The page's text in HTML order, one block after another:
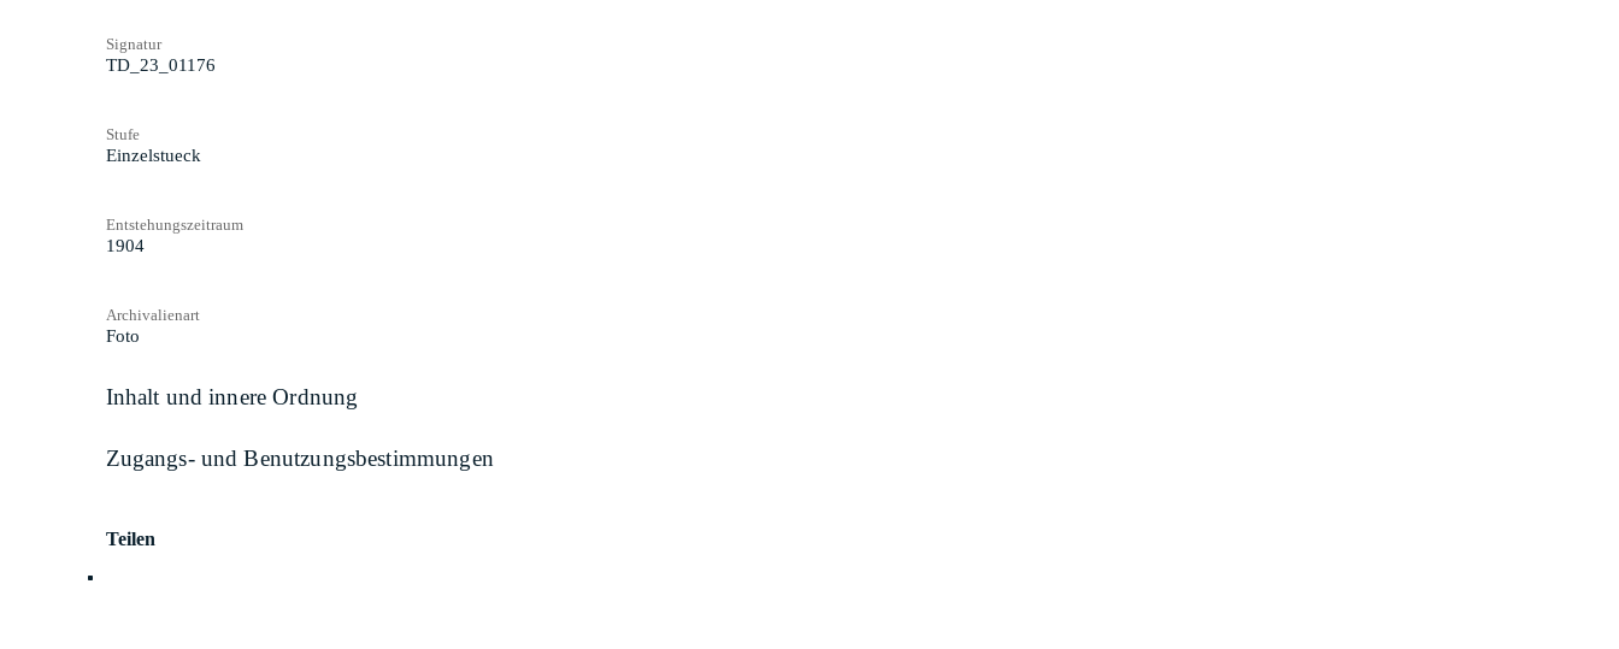
Signatur
TD_23_01176
Stufe
Einzelstueck
Entstehungszeitraum
1904
Archivalienart
Foto
Inhalt und innere Ordnung
Zugangs- und Benutzungsbestimmungen
Teilen